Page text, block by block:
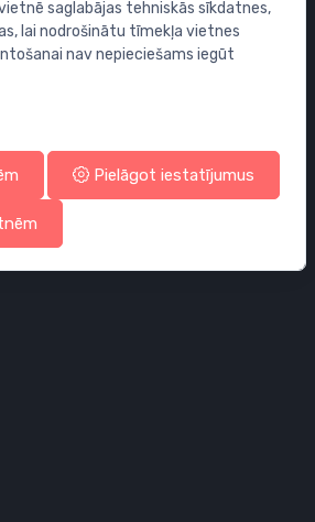
informācija
saglabājas tehniskās sīkdatnes,
lai nodrošinātu tīmekļa vietnes
nav nepieciešams iegūt
Pielāgot iestatījumus